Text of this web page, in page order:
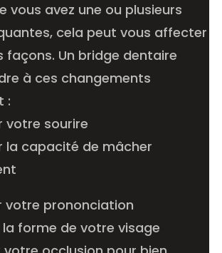
vous avez une ou plusieurs
cela peut vous affecter
façons. Un bridge dentaire
à ces changements
:
votre sourire
la capacité de mâcher
votre prononciation
la forme de votre visage